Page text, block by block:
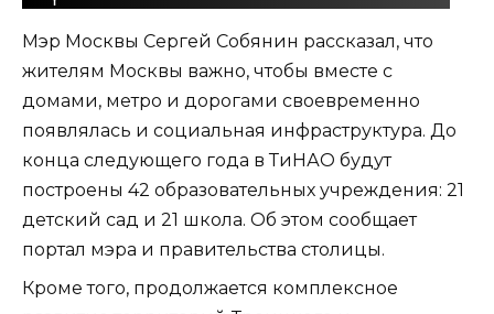
Мэр Москвы Сергей Собянин рассказал, что
жителям Москвы важно, чтобы вместе с
домами, метро и дорогами своевременно
появлялась и социальная инфраструктура. До
конца следующего года в ТиНАО будут
построены 42 образовательных учреждения: 21
детский сад и 21 школа. Об этом сообщает
портал мэра и правительства столицы.
Кроме того, продолжается комплексное